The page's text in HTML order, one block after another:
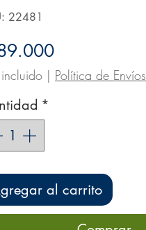
22481
Precio
| Política de Envíos
*
al carrito